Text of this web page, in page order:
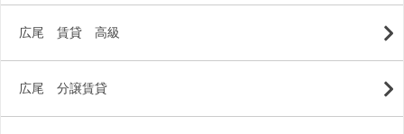
広尾 賃貸 高級
広尾 分譲賃貸